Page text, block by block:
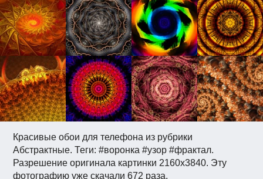
Красивые обои для телефона из рубрики
Абстрактные. Теги: #воронка #узор #фрактал.
Разрешение оригинала картинки 2160x3840. Эту
фотографию уже скачали 672 раза.